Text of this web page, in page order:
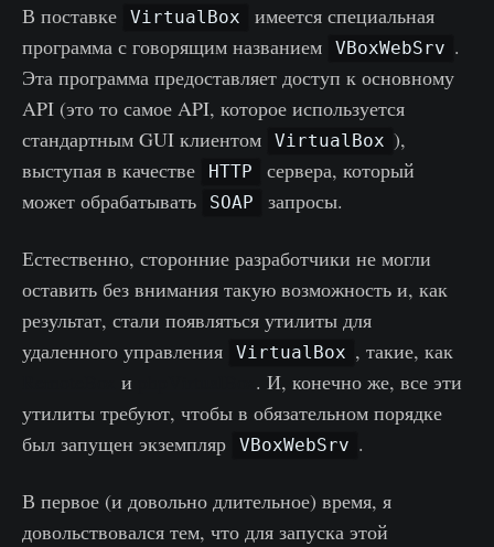
В поставке VirtualBox
имеется специальная
программа с говорящим названием
VBoxWebSrv .
Эта программа предоставляет доступ к основному
API (это то самое API, которое используется
стандартным GUI клиентом
VirtualBox ),
выступая в качестве
HTTP
сервера, который
может обрабатывать
SOAP запросы.
Естественно, сторонние разработчики не могли
оставить без внимания такую возможность и, как
результат, стали появляться утилиты для
удаленного управления
VirtualBox , такие, как
и
. И, конечно же, все эти
утилиты требуют, чтобы в обязательном порядке
был запущен экземпляр
VBoxWebSrv .
В первое (и довольно длительное) время, я
довольствовался тем, что для запуска этой